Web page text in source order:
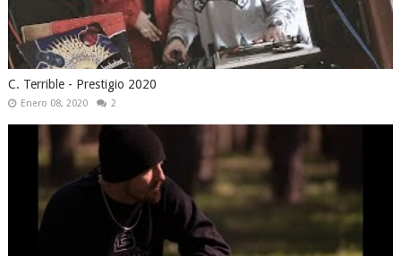
C. Terrible - Prestigio 2020
Enero 08, 2020 2